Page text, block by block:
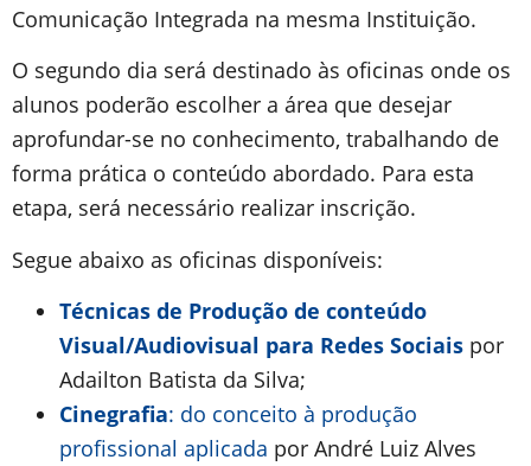
Comunicação Integrada na mesma Instituição.
O segundo dia será destinado às oficinas onde os
alunos poderão escolher a área que desejar
aprofundar-se no conhecimento, trabalhando de
forma prática o conteúdo abordado. Para esta
etapa, será necessário realizar inscrição.
Segue abaixo as oficinas disponíveis:
Técnicas de Produção de conteúdo
Visual/Audiovisual para Redes Sociais por
Adailton Batista da Silva;
Cinegrafia: do conceito à produção
profissional aplicada por André Luiz Alves